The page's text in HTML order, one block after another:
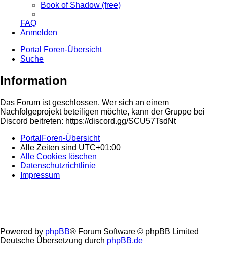
Book of Shadow (free)
FAQ
Anmelden
Portal
Foren-Übersicht
Suche
Information
Das Forum ist geschlossen. Wer sich an einem
Nachfolgeprojekt beteiligen möchte, kann der Gruppe bei
Discord beitreten: https://discord.gg/SCU57TsdNt
Portal Foren-Übersicht
Alle Zeiten sind UTC+01:00
Alle Cookies löschen
Datenschutzrichtlinie
Impressum
Powered by phpBB® Forum Software © phpBB Limited
Deutsche Übersetzung durch phpBB.de